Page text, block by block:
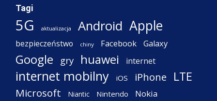
Tagi
5G aktualizacja Android Apple
bezpieczeństwo chiny Facebook Galaxy
Google gry huawei internet
internet mobilny iOS iPhone LTE
Microsoft Niantic Nintendo Nokia